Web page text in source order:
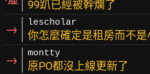
99趴已經被幹爛了
→ lescholar
你怎麼確定是租房而不
→ montty
原PO都沒上線更新了